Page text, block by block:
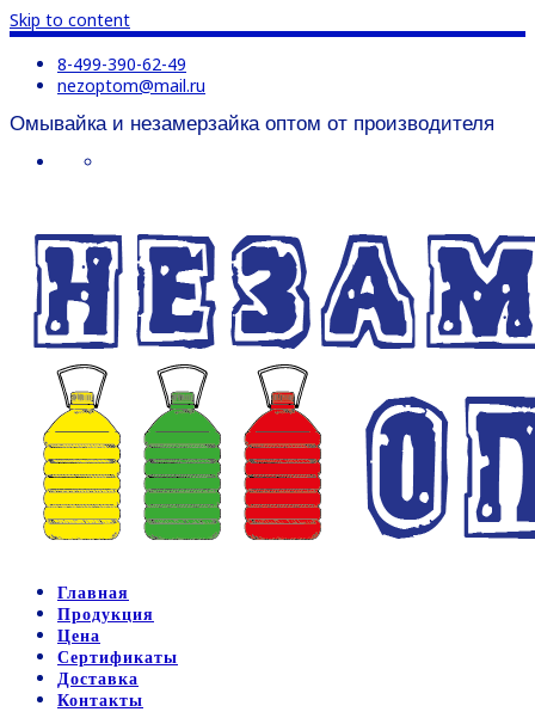
Skip to content
8-499-390-62-49
nezoptom@mail.ru
Омывайка и незамерзайка оптом от производителя
Главная
Продукция
Цена
Сертификаты
Доставка
Контакты